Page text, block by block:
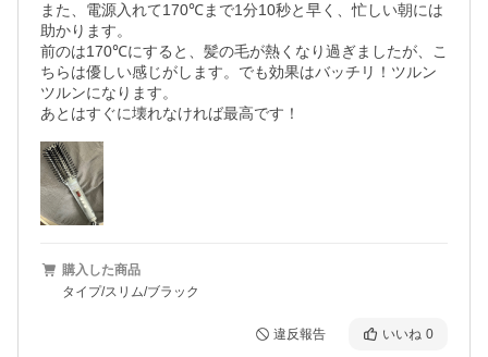
また、電源入れて170℃まで1分10秒と早く、忙しい朝には
助かります。
前のは170℃にすると、髪の毛が熱くなり過ぎましたが、こ
ちらは優しい感じがします。でも効果はバッチリ！ツルン
ツルンになります。
購入した商品
タイプ/スリム/ブラック
違反報告 いいね 0